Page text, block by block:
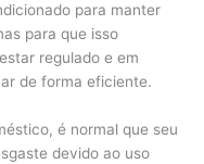
para manter
para que isso
regulado e em
de forma eficiente.
é normal que seu
devido ao uso